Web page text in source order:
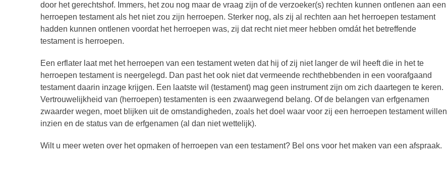
door het gerechtshof. Immers, het zou nog maar de vraag zijn of de verzoeker(s) rechten kunnen ontlenen aan een
herroepen testament als het niet zou zijn herroepen. Sterker nog, als zij al rechten aan het herroepen testament
hadden kunnen ontlenen voordat het herroepen was, zij dat recht niet meer hebben omdát het betreffende
testament is herroepen.
Een erflater laat met het herroepen van een testament weten dat hij of zij niet langer de wil heeft die in het te
herroepen testament is neergelegd. Dan past het ook niet dat vermeende rechthebbenden in een voorafgaand
testament daarin inzage krijgen. Een laatste wil (testament) mag geen instrument zijn om zich daartegen te keren.
Vertrouwelijkheid van (herroepen) testamenten is een zwaarwegend belang. Of de belangen van erfgenamen
zwaarder wegen, moet blijken uit de omstandigheden, zoals het doel waar voor zij een herroepen testament willen
inzien en de status van de erfgenamen (al dan niet wettelijk).
Wilt u meer weten over het opmaken of herroepen van een testament? Bel ons voor het maken van een afspraak.